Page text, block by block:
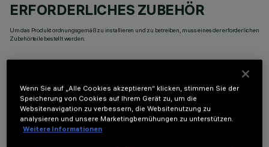
ERFORDERLICHES ZUBEHÖR
Um das Produkt ordnungsgemäß zu installieren und zu betreiben, muss eines der erforderlichen
Zubehörteile bestellt werden:
OPTIONALE KOMPONENTEN
Wenn Sie auf „Alle Cookies akzeptieren“ klicken, stimmen Sie der
Speicherung von Cookies auf Ihrem Gerät zu, um die
Websitenavigation zu verbessern, die Websitenutzung zu
analysieren und unsere Marketingbemühungen zu unterstützen.
Weitere Informationen